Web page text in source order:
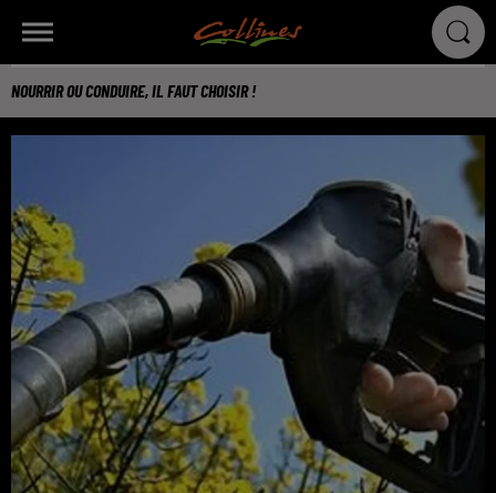
NOURRIR OU CONDUIRE, IL FAUT CHOISIR !